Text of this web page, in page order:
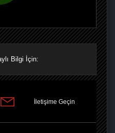
Bilgi İçin:
İletişime Geçin